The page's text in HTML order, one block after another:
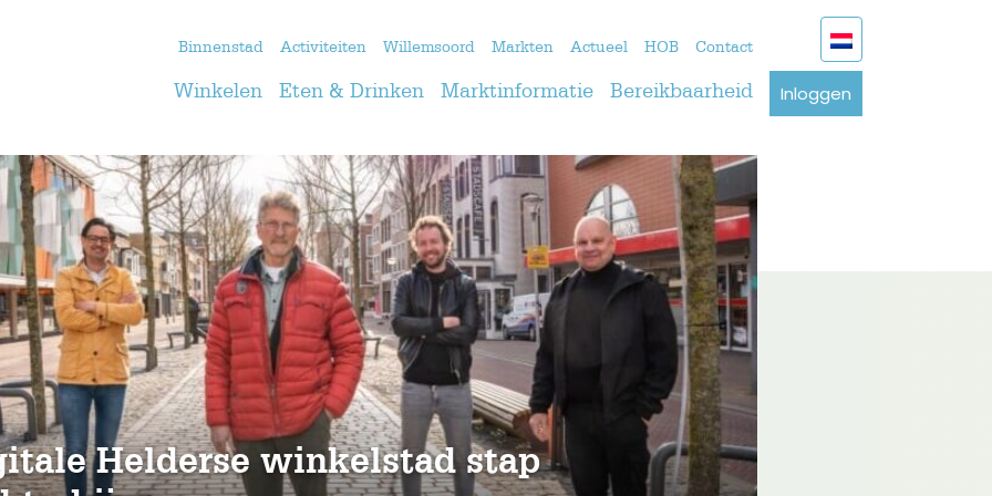
Binnenstad Activiteiten Willemsoord Markten Actueel HOB Contact
Winkelen Eten & Drinken Marktinformatie Bereikbaarheid Inloggen
Helderse winkelstad stap